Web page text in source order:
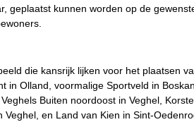
geplaatst kunnen worden op de
die kansrijk lijken voor het plaatsen
in Olland, voormalige Sportveld in
Buiten noordoost in Veghel,
Veghel, en Land van Kien in Sint-